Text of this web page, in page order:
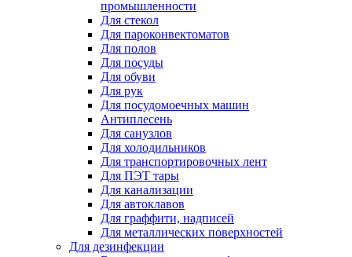
промышленности
Для стекол
Для пароконвектоматов
Для полов
Для посуды
Для обуви
Для рук
Для посудомоечных машин
Антиплесень
Для санузлов
Для холодильников
Для транспортировочных лент
Для ПЭТ тары
Для канализации
Для автоклавов
Для граффити, надписей
Для металлических поверхностей
Для дезинфекции